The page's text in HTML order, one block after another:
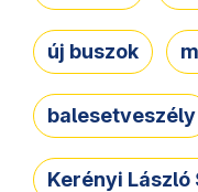
új buszok
balesetveszély
Kerényi László